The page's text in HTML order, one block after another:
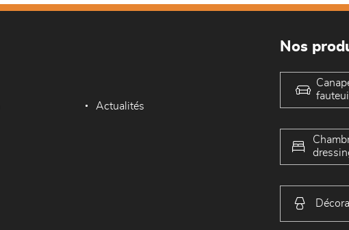
Actualités
Nos